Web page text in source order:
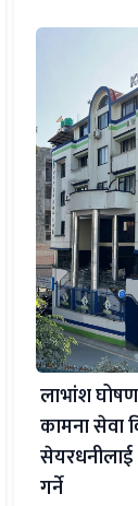
लाभांश
कामना सेवा
सेयरधनीलाई
गर्ने